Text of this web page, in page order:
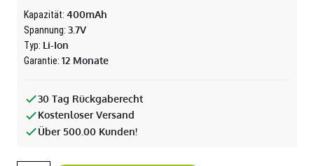
Kapazität: 400mAh
Spannung: 3.7V
Typ: Li-Ion
Garantie: 12 Monate
30 Tag Rückgaberecht
Kostenloser Versand
Über 500.00 Kunden!